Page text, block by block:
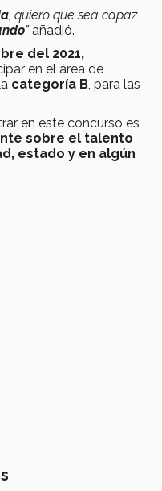
, quiero que sea capaz
” añadió.
del 2021,
en el área de
categoría B , para las
en este concurso es
sobre el talento
estado y en algún